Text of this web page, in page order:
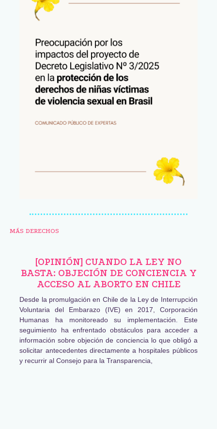
MÁS DERECHOS
[OPINIÓN] CUANDO LA LEY NO
BASTA: OBJECIÓN DE CONCIENCIA Y
ACCESO AL ABORTO EN CHILE
Desde la promulgación en Chile de la Ley de Interrupción
Voluntaria del Embarazo (IVE) en 2017, Corporación
Humanas ha monitoreado su implementación. Este
seguimiento ha enfrentado obstáculos para acceder a
información sobre objeción de conciencia lo que obligó a
solicitar antecedentes directamente a hospitales públicos
y recurrir al Consejo para la Transparencia,